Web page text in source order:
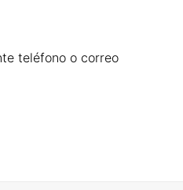
teléfono o correo